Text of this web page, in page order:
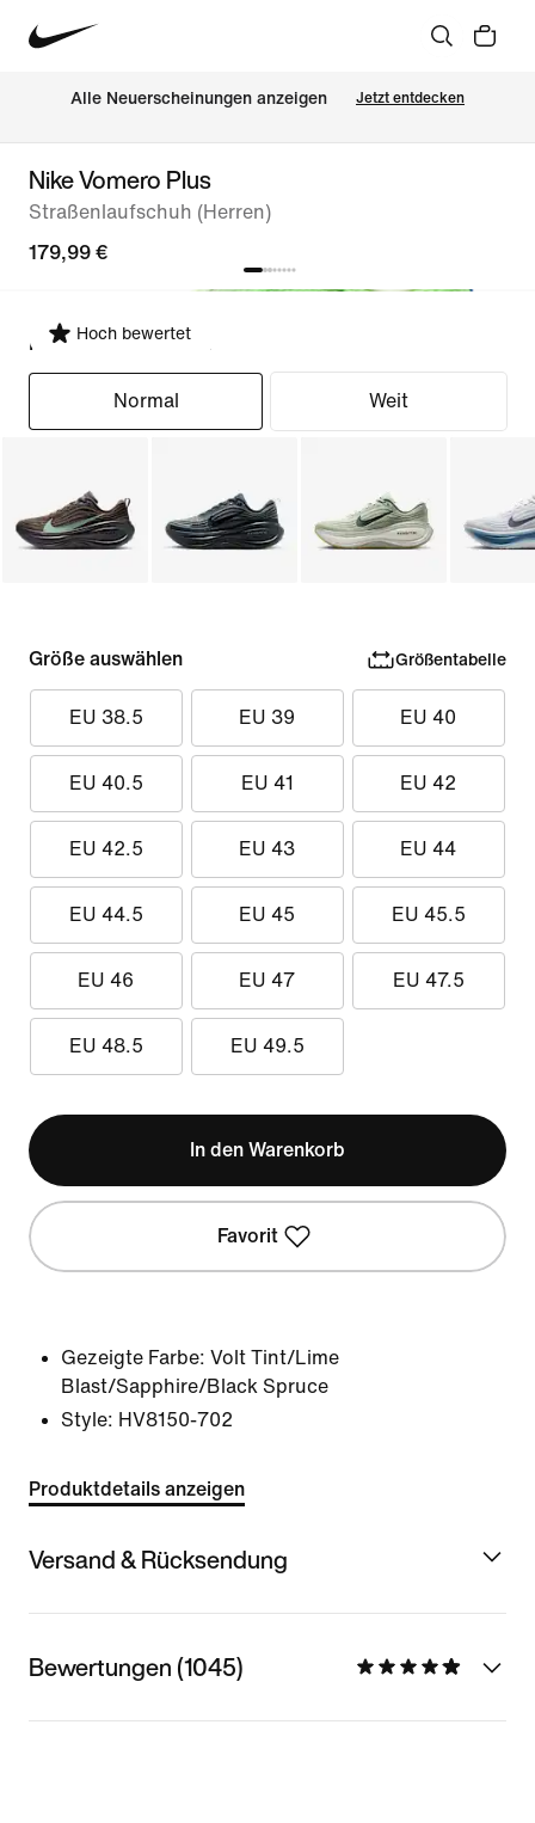
Alle Neuerscheinungen anzeigen Jetzt entdecken
Nike Vomero Plus
Straßenlaufschuh (Herren)
179,99 €
Hoch bewertet
Passform auswählen
Normal Weit
Größe auswählen Größentabelle
EU 38.5 EU 39 EU 40
EU 40.5 EU 41 EU 42
EU 42.5 EU 43 EU 44
EU 44.5 EU 45 EU 45.5
EU 46 EU 47 EU 47.5
EU 48.5 EU 49.5
In den Warenkorb
Favorit
Gezeigte Farbe: Volt Tint/Lime
Blast/Sapphire/Black Spruce
Style: HV8150-702
Produktdetails anzeigen
Versand & Rücksendung
Bewertungen (1045)